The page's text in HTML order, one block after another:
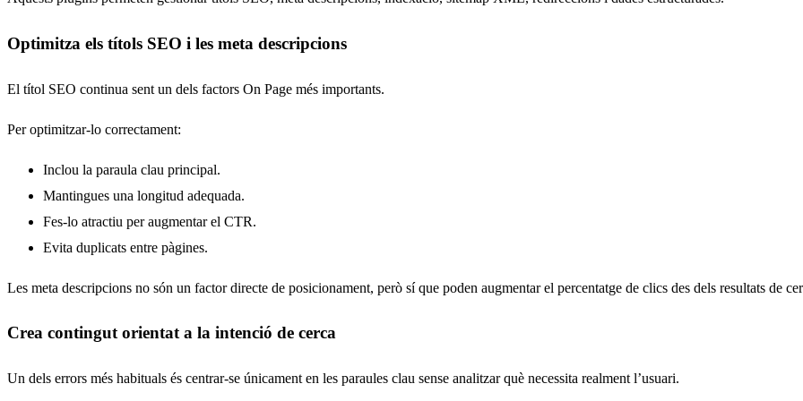
Optimitza els títols SEO i les meta descripcions
El títol SEO continua sent un dels factors On Page més importants.
Per optimitzar-lo correctament:
Inclou la paraula clau principal.
Mantingues una longitud adequada.
Fes-lo atractiu per augmentar el CTR.
Evita duplicats entre pàgines.
Les meta descripcions no són un factor directe de posicionament, però sí que poden augmentar el percentatge de clics des dels resultats de
Crea contingut orientat a la intenció de cerca
Un dels errors més habituals és centrar-se únicament en les paraules clau sense analitzar què necessita realment l’usuari.